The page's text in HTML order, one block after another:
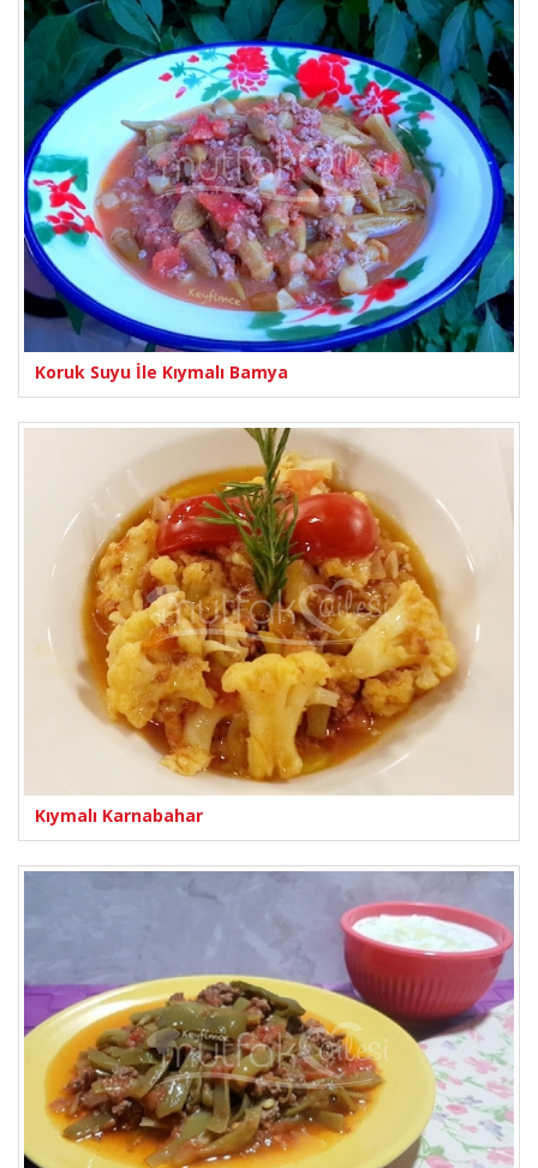
Koruk Suyu İle Kıymalı Bamya
Kıymalı Karnabahar